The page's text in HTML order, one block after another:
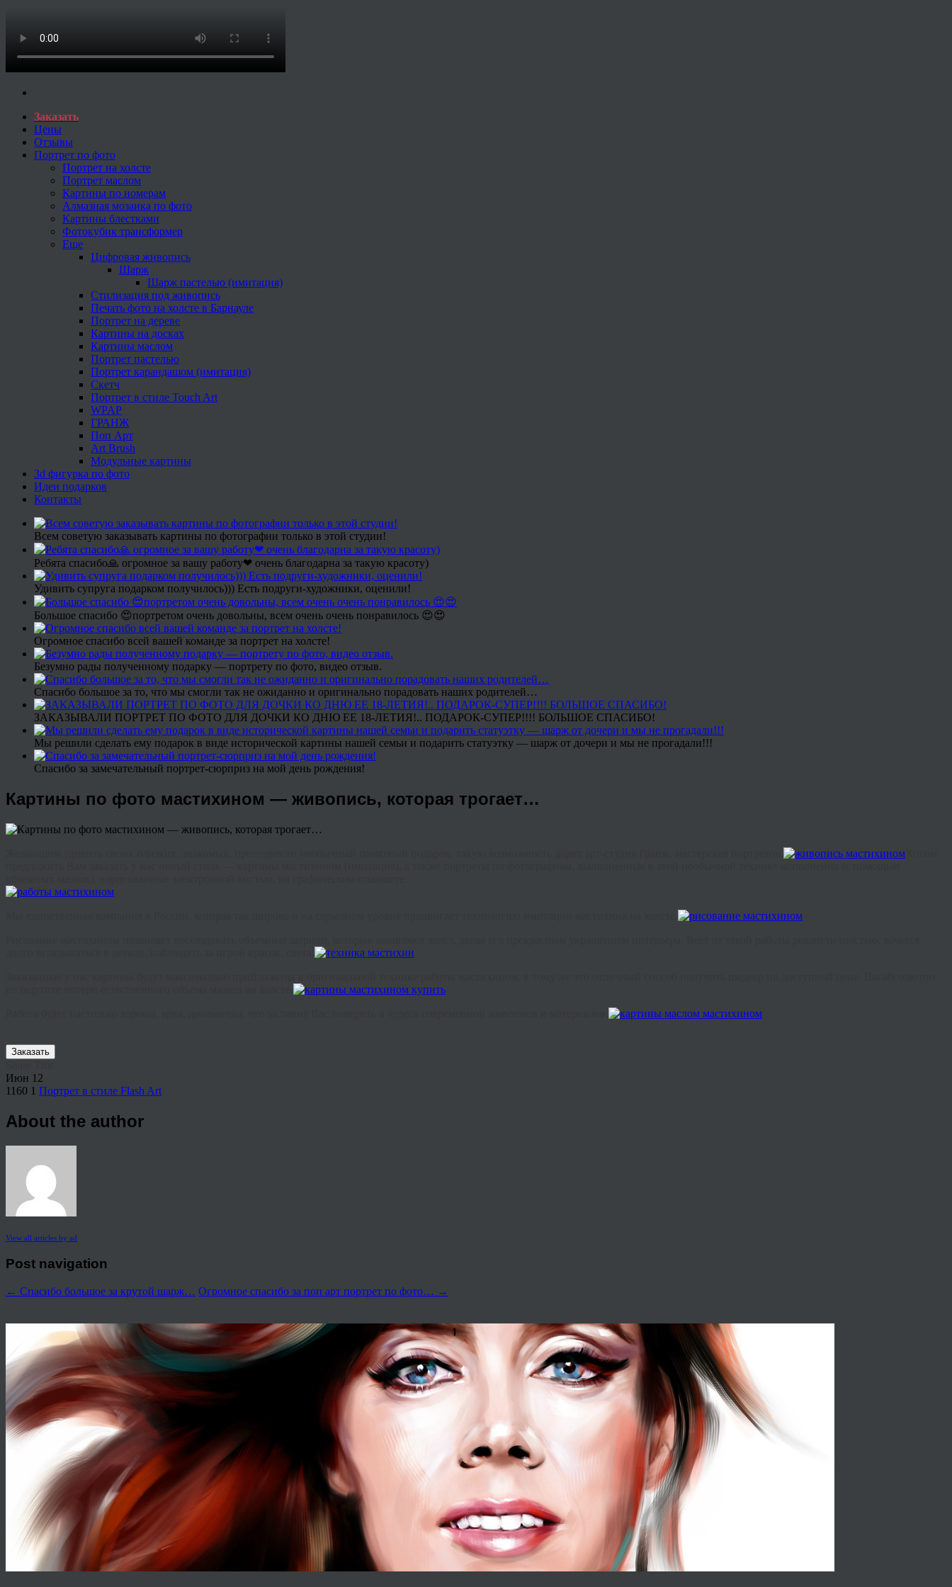
Заказать
Цены
Отзывы
Портрет по фото
Портрет на холсте
Портрет маслом
Картины по номерам
Алмазная мозаика по фото
Картины блестками
Фотокубик трансформер
Еще
Цифровая живопись
Шарж
Шарж пастелью (имитация)
Стилизация под живопись
Печать фото на холсте в Барнауле
Портрет на дереве
Картины на досках
Картины маслом
Портрет пастелью
Портрет карандашом (имитация)
Скетч
Портрет в стиле Touch Art
WPAP
ГРАНЖ
Поп Арт
Art Brush
Модульные картины
3d фигурка по фото
Идеи подарков
Контакты
Всем советую заказывать картины по фотографии только в этой студии!
Ребята спасибо🙏 огромное за вашу работу❤ очень благодарна за такую красоту)
Удивить супруга подарком получилось))) Есть подруги-художники, оценили!
Большое спасибо 😍портретом очень довольны, всем очень очень понравилось 😍😍
Огромное спасибо всей вашей команде за портрет на холсте!
Безумно рады полученному подарку — портрету по фото, видео отзыв.
Спасибо большое за то, что мы смогли так не ожиданно и оригинально порадовать наших родителей…
ЗАКАЗЫВАЛИ ПОРТРЕТ ПО ФОТО ДЛЯ ДОЧКИ КО ДНЮ ЕЕ 18-ЛЕТИЯ!.. ПОДАРОК-СУПЕР!!!! БОЛЬШОЕ СПАСИБО!
Мы решили сделать ему подарок в виде исторической картины нашей семьи и подарить статуэтку — шарж от дочери и мы не прогадали!!!
Спасибо за замечательный портрет-сюрприз на мой день рождения!
Картины по фото мастихином — живопись, которая трогает…
Заказать
Июн 12
1160 1 Портрет в стиле Flash Art
About the author
View all articles by ad
Post navigation
← Спасибо большое за крутой шарж… Огромное спасибо за поп арт портрет по фото… →